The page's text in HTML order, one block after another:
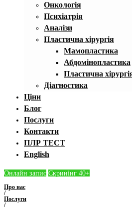
Онкологія
Психіатрія
Аналізи
Пластична хірургія
Мамопластика
Абдомінопластика
Пластична
Діагностика
Ціни
Блог
Послуги
Контакти
ПЛР ТЕСТ
English
Онлайн запис Скринінг 40+
Про нас
/
Послуги
/